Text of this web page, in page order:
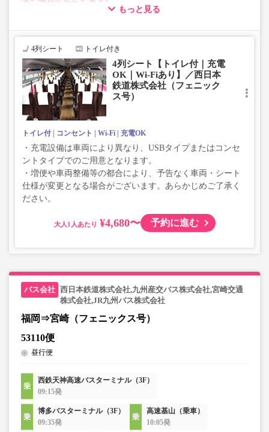
・車両は予告なく変更となる場合がございます。これに伴
で、あらかじめご了承ください。
もっと見る
4列シート トイレ付き
4列シート【トイレ付｜充電
OK｜Wi-Fiあり】／西日本
鉄道株式会社（フェニック
ス号）
トイレ付 コンセント Wi-Fi 充電OK
・充電設備は車両により異なり、USBタイプまたはコンセ
ントタイプでのご用意となります。
・増便や車両整備等の都合により、予告なく車両・シート
仕様が変更となる場合がございます。あらかじめご了承く
ださい。
大人 ¥4,680〜 予約に進む
西日本鉄道株式会社,九州産交バス株式会社,宮崎交通
株式会社,JR九州バス株式会社
福岡⇒宮崎（フェニックス号）
53110便
昼行便
西鉄天神高速バスターミナル（3F）
09:15発
博多バスターミナル（3F）
09:35発
高速基山（乗車）
10:05発